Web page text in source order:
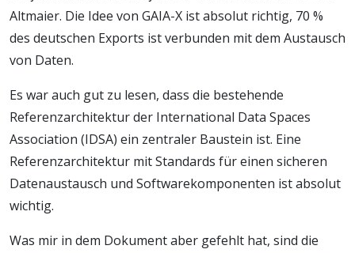
Altmaier. Die Idee von GAIA-X ist absolut richtig, 70 %
des deutschen Exports ist verbunden mit dem Austausch
von Daten.
Es war auch gut zu lesen, dass die bestehende
Referenzarchitektur der International Data Spaces
Association (IDSA) ein zentraler Baustein ist. Eine
Referenzarchitektur mit Standards für einen sicheren
Datenaustausch und Softwarekomponenten ist absolut
wichtig.
Was mir in dem Dokument aber gefehlt hat, sind die